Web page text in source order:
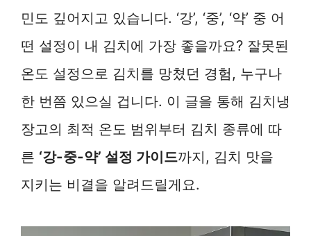
민도 깊어지고 있습니다. ‘강’, ‘중’, ‘약’ 중 어
떤 설정이 내 김치에 가장 좋을까요? 잘못된
온도 설정으로 김치를 망쳤던 경험, 누구나
한 번쯤 있으실 겁니다. 이 글을 통해 김치냉
장고의 최적 온도 범위부터 김치 종류에 따
른 ‘강-중-약’ 설정 가이드까지, 김치 맛을
지키는 비결을 알려드릴게요.